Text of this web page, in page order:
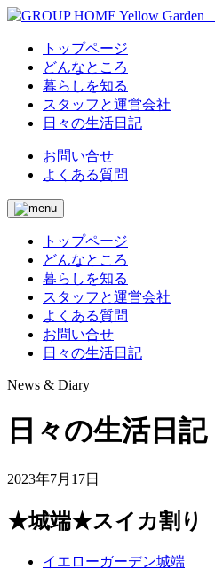
トップページ
どんなところ
暮らしを知る
スタッフと運営会社
日々の生活日記
お問い合せ
よくある質問
トップページ
どんなところ
暮らしを知る
スタッフと運営会社
よくある質問
お問い合せ
日々の生活日記
News & Diary
日々の生活日記
2023年7月17日
★城端★スイカ割り
イエローガーデン城端